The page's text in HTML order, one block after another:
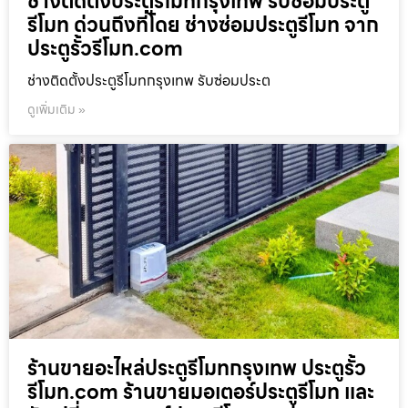
รีโมท ด่วนถึงที่โดย ช่างซ่อมประตูรีโมท จาก
ประตูรั้วรีโมท.com
ช่างติดตั้งประตูรีโมทกรุงเทพ รับซ่อมประต
ดูเพิ่มเติม »
ร้านขายอะไหล่ประตูรีโมทกรุงเทพ ประตูรั้ว
รีโมท.com ร้านขายมอเตอร์ประตูรีโมท และ